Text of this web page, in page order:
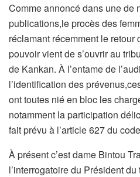
Comme annoncé dans une de
publications,le procès des
réclamant récemment le retour
pouvoir vient de s’ouvrir au
de Kankan. À l’entame de
l’identification des
ont toutes nié en bloc les
notamment la participation
fait prévu à l’article 627 du
À présent c’est dame Bintou
l’interrogatoire du Président